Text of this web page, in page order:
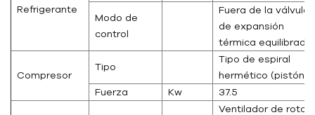
Refrigerante
Modo de
control
Fuera de la válvula
de expansión
térmica equilibrada)
Compresor
Tipo
Tipo de espiral
hermético (pistón)
Fuerza
Kw 37.5
Ventilador de rotor